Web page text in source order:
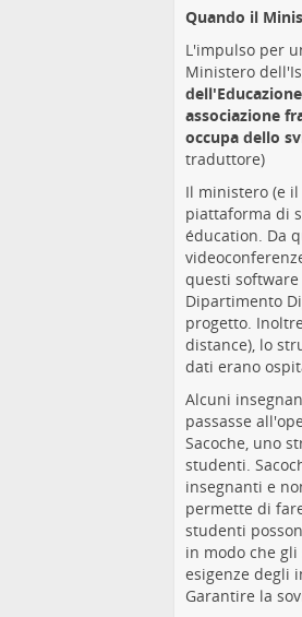
Quando il
L'impulso per
Ministero
associazione
occupa dello
traduttore)
Il ministero (e
piattaforma di
éducation. Da
questi software
Dipartimento
progetto.
distance), lo
dati erano
Alcuni
passasse
Sacoche, uno
studenti.
insegnanti e
permette di
studenti
in modo che
esigenze degli
Garantire la